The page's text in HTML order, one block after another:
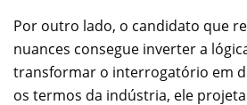
Por outro lado, o candidato que
nuances consegue inverter a
transformar o interrogatório em
os termos da indústria, ele